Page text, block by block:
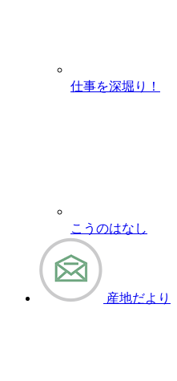
仕事を深堀り！
こうのはなし
産地だより